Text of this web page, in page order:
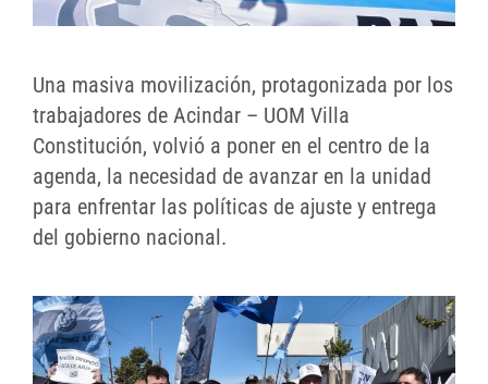
Una masiva movilización, protagonizada por los
trabajadores de Acindar – UOM Villa
Constitución, volvió a poner en el centro de la
agenda, la necesidad de avanzar en la unidad
para enfrentar las políticas de ajuste y entrega
del gobierno nacional.